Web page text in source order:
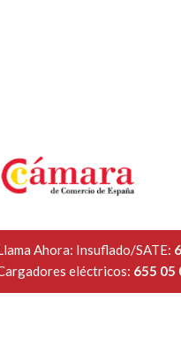
Ahora: Insuflado/SATE:
eléctricos: 655 05